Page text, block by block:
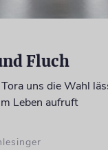
Fluch
uns die Wahl
Leben aufruft